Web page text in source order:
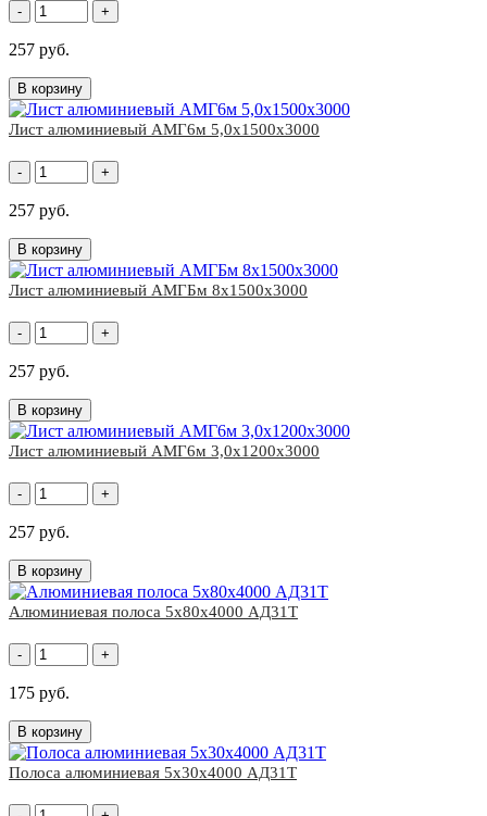
- +
257 руб.
В корзину
Лист алюминиевый АМГ6м 5,0х1500х3000
- +
257 руб.
В корзину
Лист алюминиевый АМГБм 8х1500х3000
- +
257 руб.
В корзину
Лист алюминиевый АМГ6м 3,0х1200х3000
- +
257 руб.
В корзину
Алюминиевая полоса 5х80х4000 АД31Т
- +
175 руб.
В корзину
Полоса алюминиевая 5х30х4000 АД31Т